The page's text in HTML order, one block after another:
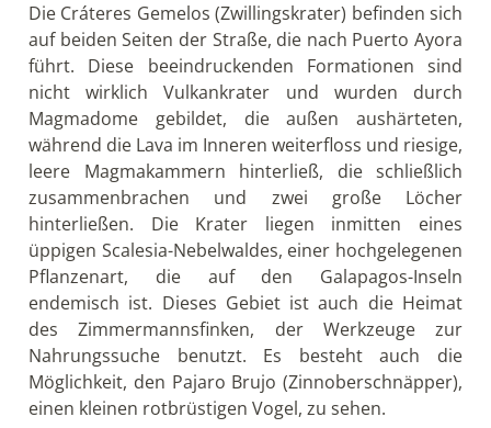
Die Cráteres Gemelos (Zwillingskrater) befinden sich
auf beiden Seiten der Straße, die nach Puerto Ayora
führt. Diese beeindruckenden Formationen sind
nicht wirklich Vulkankrater und wurden durch
Magmadome gebildet, die außen aushärteten,
während die Lava im Inneren weiterfloss und riesige,
leere Magmakammern hinterließ, die schließlich
zusammenbrachen und zwei große Löcher
hinterließen. Die Krater liegen inmitten eines
üppigen Scalesia-Nebelwaldes, einer hochgelegenen
Pflanzenart, die auf den Galapagos-Inseln
endemisch ist. Dieses Gebiet ist auch die Heimat
des Zimmermannsfinken, der Werkzeuge zur
Nahrungssuche benutzt. Es besteht auch die
Möglichkeit, den Pajaro Brujo (Zinnoberschnäpper),
einen kleinen rotbrüstigen Vogel, zu sehen.